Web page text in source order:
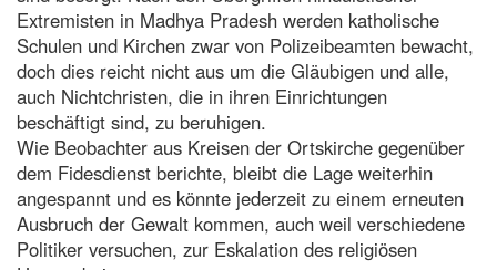
Extremisten in Madhya Pradesh werden katholische
Schulen und Kirchen zwar von Polizeibeamten bewacht,
doch dies reicht nicht aus um die Gläubigen und alle,
auch Nichtchristen, die in ihren Einrichtungen
beschäftigt sind, zu beruhigen.
Wie Beobachter aus Kreisen der Ortskirche gegenüber
dem Fidesdienst berichte, bleibt die Lage weiterhin
angespannt und es könnte jederzeit zu einem erneuten
Ausbruch der Gewalt kommen, auch weil verschiedene
Politiker versuchen, zur Eskalation des religiösen